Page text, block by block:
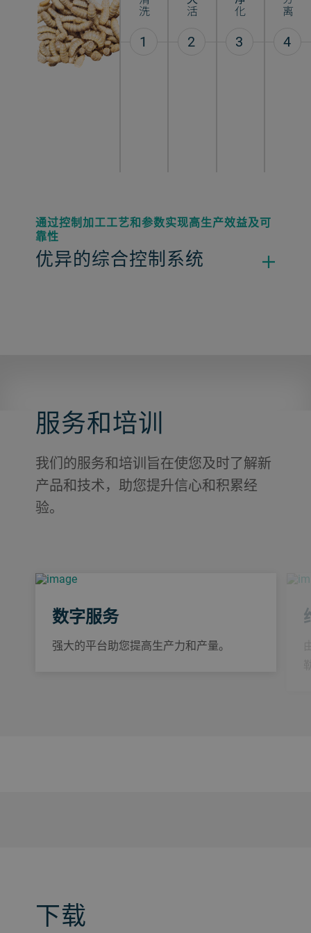
清洗
1
灭活
2
净化
3 4
通过控制加工工艺和参数实现高生产效益及可
靠性
优异的综合控制系统
服务和培训
我们的服务和培训旨在使您及时了解新
产品和技术，助您提升信心和积累经
验。
数字服务
强大的平台助您提高生产力和产量。
下载